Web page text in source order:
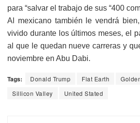
para “salvar el trabajo de sus “400
Al mexicano también le vendrá
vivido durante los últimos meses, el
al que le quedan nueve carreras y
noviembre en Abu Dabi.
Tags: Donald Trump Flat Earth
Sillicon Valley
United Stated